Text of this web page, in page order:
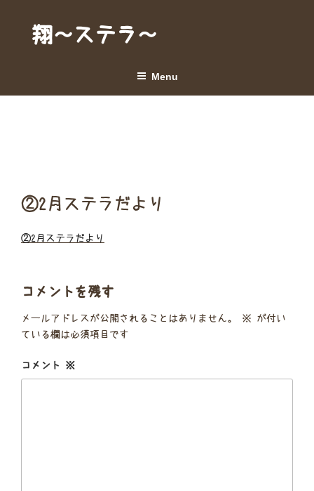
content翔～ステラ～
Menu
②2月ステラだより
②2月ステラだより
コメントを残す
メールアドレスが公開されることはありません。 ※ が付い
ている欄は必須項目です
コメント ※